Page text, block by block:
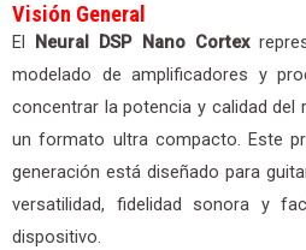
Visión General
El Neural DSP Nano Cortex
modelado de amplificadores y
concentrar la potencia y calidad del
un formato ultra compacto. Este
generación está diseñado para
versatilidad, fidelidad sonora y
dispositivo.